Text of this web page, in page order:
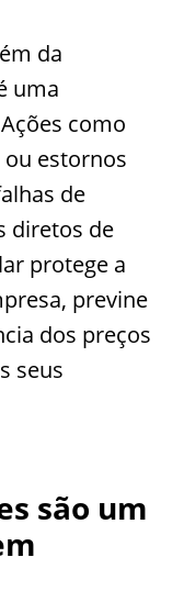
da
uma
como
estornos
de
diretos de
protege a
previne
dos preços
seus
são um